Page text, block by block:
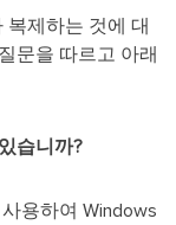
복제하는 것에 대
문을 따르고 아래
습니까?
용하여 Windows